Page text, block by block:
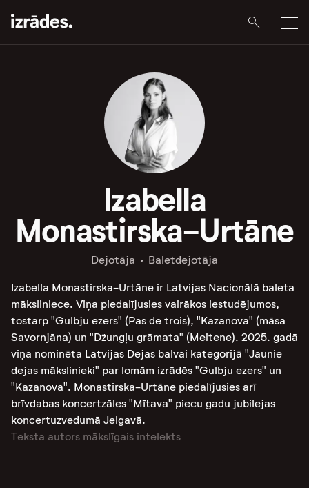
Izabella
Monastirska-Urtāne
Dejotāja Baletdejotāja
Izabella Monastirska-Urtāne ir Latvijas Nacionālā baleta
māksliniece. Viņa piedalījusies vairākos iestudējumos,
tostarp "Gulbju ezers" (Pas de trois), "Kazanova" (māsa
Savornjāna) un "Džungļu grāmata" (Meitene). 2025. gadā
viņa nominēta Latvijas Dejas balvai kategorijā "Jaunie
dejas mākslinieki" par lomām izrādēs "Gulbju ezers" un
"Kazanova". Monastirska-Urtāne piedalījusies arī
brīvdabas koncertzāles "Mītava" piecu gadu jubilejas
koncertuzvedumā Jelgavā.
Teksta autors mākslīgais intelekts